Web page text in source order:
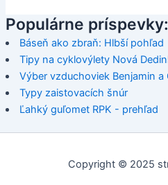
Populárne príspevky:
Báseň ako zbraň: Hlbší pohľad
Tipy na cyklovýlety Nová
Výber vzduchoviek Benjamin a
Typy zaistovacích šnúr
Ľahký guľomet RPK - prehľad
Copyright © 2025